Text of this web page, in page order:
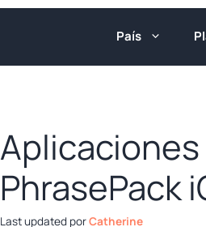
País
PhrasePack
porCatherine